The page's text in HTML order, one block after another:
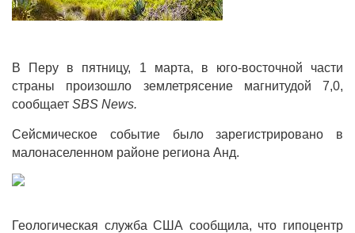
В Перу в пятницу, 1 марта, в юго-восточной части
страны произошло землетрясение магнитудой 7,0,
сообщает SBS News.
Сейсмическое событие было зарегистрировано в
малонаселенном районе региона Анд.
Геологическая служба США сообщила, что гипоцентр